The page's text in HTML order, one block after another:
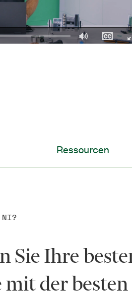
Ressourcen
NI?
Sie Ihre
der besten